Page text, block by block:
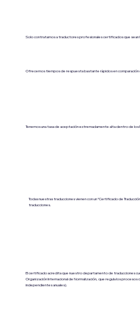
Solo contratamos a traductores profesionales certificados que sean
Ofrecemos tiempos de respuesta bastante rápidos en comparación
Tenemos una tasa de aceptación extremadamente alta dentro de los
Todas nuestras traducciones vienen con un “Certificado de
traducciones.
El certificado acredita que nuestro departamento de traducciones
Organización Internacional de Normalización, que regula los
independientes anuales).